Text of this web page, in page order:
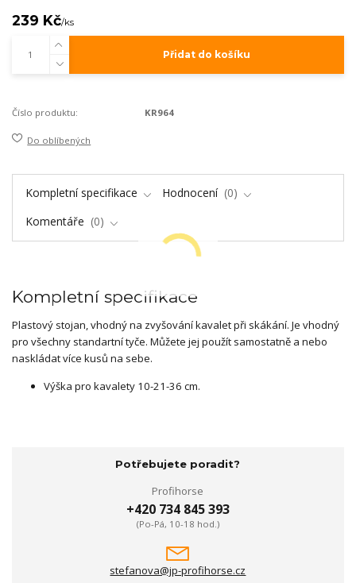
239 Kč/ks
Přidat do košíku
Číslo produktu: KR964
Do oblíbených
Kompletní specifikace Hodnocení
0
Komentáře
0
Kompletní specifikace
Plastový stojan, vhodný na zvyšování kavalet při skákání. Je vhodný
pro všechny standartní tyče. Můžete jej použít samostatně a nebo
naskládat více kusů na sebe.
Výška pro kavalety 10-21-36 cm.
Potřebujete poradit?
Profihorse
+420 734 845 393
(Po-Pá, 10-18 hod.)
stefanova@jp-profihorse.cz